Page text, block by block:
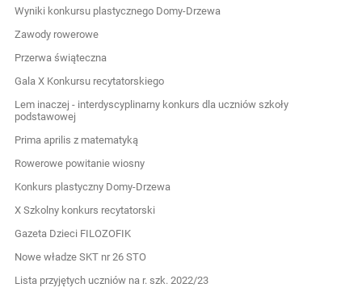
Wyniki konkursu plastycznego Domy-Drzewa
Zawody rowerowe
Przerwa świąteczna
Gala X Konkursu recytatorskiego
Lem inaczej - interdyscyplinarny konkurs dla uczniów szkoły
podstawowej
Prima aprilis z matematyką
Rowerowe powitanie wiosny
Konkurs plastyczny Domy-Drzewa
X Szkolny konkurs recytatorski
Gazeta Dzieci FILOZOFIK
Nowe władze SKT nr 26 STO
Lista przyjętych uczniów na r. szk. 2022/23